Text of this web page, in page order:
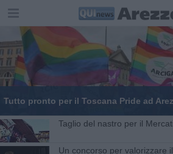
Tutto pronto per il Toscana Pride ad
Taglio del nastro per il
Un concorso per valorizzare